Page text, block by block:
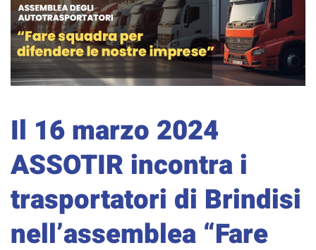
Il 16 marzo 2024
ASSOTIR incontra i
trasportatori di Brindisi
nell’assemblea “Fare